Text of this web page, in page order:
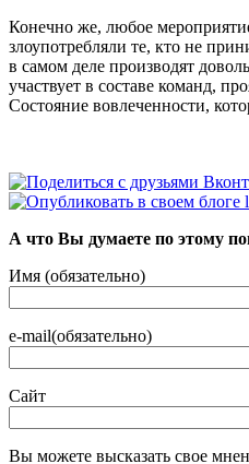
Конечно же, любое
злоупотребляли те, кто не
в самом деле производят
участвует в составе команд,
Состояние вовлеченности,
А что Вы думаете по этому
Имя (обязательно)
e-mail(обязательно)
Сайт
Вы можете высказать свое